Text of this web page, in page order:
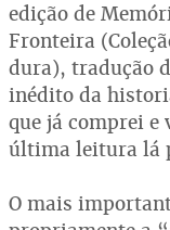
edição de
Fronteira
dura), tradução
inédito da
que já comprei
última leitura lá
O mais